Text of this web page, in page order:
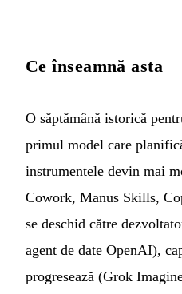
Ce înseamnă asta
O săptămână istorică
primul model care
instrumentele devin mai
Cowork, Manus Skills,
se deschid către
agent de date OpenAI),
progresează (Grok